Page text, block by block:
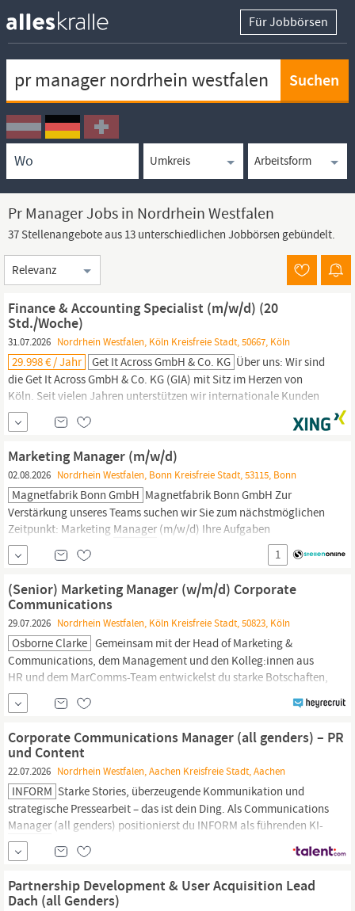
Für Jobbörsen
Ortssuche
Umkreissuche
Arbeitsform
Pr Manager Jobs in Nordrhein Westfalen
37 Stellenangebote aus 13 unterschiedlichen Jobbörsen gebündelt.
Sortierung
Finance & Accounting Specialist (m/w/d) (20
Std./Woche)
31.07.2026 Nordrhein Westfalen, Köln Kreisfreie Stadt, 50667, Köln
29.998 € / Jahr Get It Across GmbH & Co. KG Über uns: Wir sind
die Get It Across GmbH & Co. KG (GIA) mit Sitz im Herzen von
Köln. Seit vielen Jahren unterstützen wir internationale Kunden
aus der Reise- und Tourismusbranche mit maßgeschneiderten
Marketing- undPR
professionell, engagiert und mit viel Leidenschaft für unsere
Kunden. Flache Hierarchien, kurze
Marketing Manager (m/w/d)
02.08.2026 Nordrhein Westfalen, Bonn Kreisfreie Stadt, 53115, Bonn
Magnetfabrik Bonn GmbH Magnetfabrik Bonn GmbH Zur
Verstärkung unseres Teams suchen wir Sie zum nächstmöglichen
Zeitpunkt: Marketing Manager (m/w/d) Ihre Aufgaben
Entwicklung und Umsetzung einer klaren Positionierungs- und
Marketingstrategie Definition von Zielbranchen und
branchenspezifischen Value Propositions Monitoring und
Reporting relevanter KPIs
1
(Senior) Marketing Manager (w/m/d) Corporate
Communications
29.07.2026 Nordrhein Westfalen, Köln Kreisfreie Stadt, 50823, Köln
Osborne Clarke Gemeinsam mit der Head of Marketing &
Communications, dem Management und den Kolleg:innen aus
HR und dem MarComms-Team entwickelst du starke Botschaften,
klare Narrative und integrierte Kommunikationskonzepte – von
PRüber Social Media bis zur internen Management- und Change-
Corporate Communications Manager (all genders) – PR
und Content
22.07.2026 Nordrhein Westfalen, Aachen Kreisfreie Stadt, Aachen
INFORM Starke Stories, überzeugende Kommunikation und
strategische Pressearbeit – das ist dein Ding. Als Communications
Manager (all genders) positionierst du INFORM als führenden KI-
Anbieter im Bereich operativer Entscheidungsfindung und
gestaltest proaktiv unsere Außenkommunikation. Du baust enge
Partnership Development & User Acquisition Lead
Dach (all Genders)